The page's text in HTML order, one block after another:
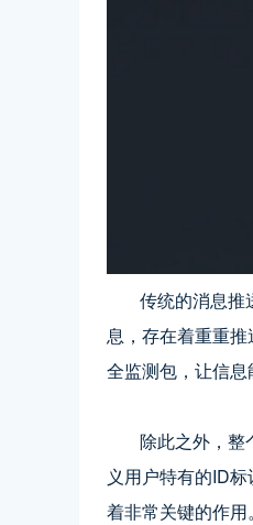
传统的消息推送
息，存在着重重
全监测包，让信
除此之外，整个
义用户特有的ID
着非常关键的作用